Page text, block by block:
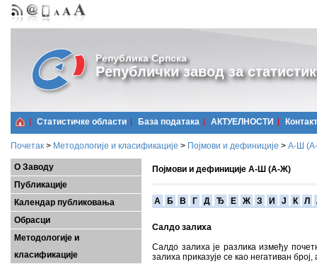
Република Српска
Републички завод за
Статистичке области Базa података АКТУЕЛНОСТИ Контакт
Почетак > Методологије и класификације > Појмови и дефиниције > А-Ш
О Заводу
Публикације
Календар публиковања
Обрасци
Методологије и
класификације
Појмови и дефиниције А-Ш (А-Ж)
A Б В Г Д Ђ Е Ж З И Ј К Л
Салдо залиха
Салдо залиха је разлика између
залиха приказује се као негативан